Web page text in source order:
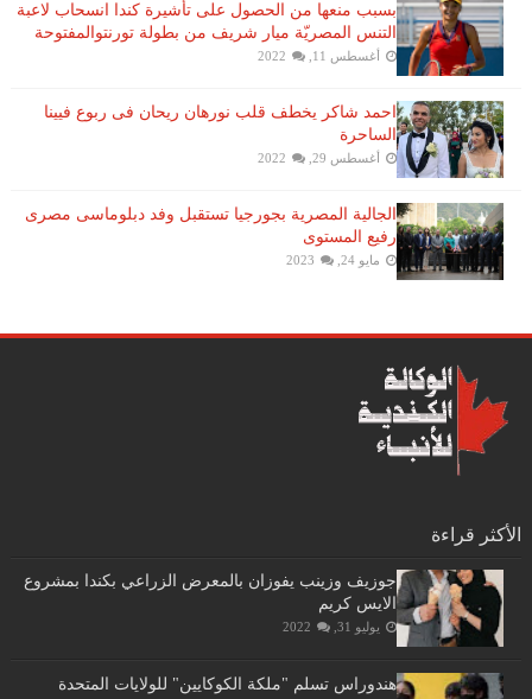
بسبب منعها من الحصول على تأشيرة كندا انسحاب لاعبة ​
التنس​ المصريّة ​ميار شريف​ من بطولة ​تورنتو​المفتوحة
أغسطس 11, 2022
احمد شاكر يخطف قلب نورهان ريحان فى ربوع فيينا
الساحرة
أغسطس 29, 2022
الجالية المصرية بجورجيا تستقبل وفد دبلوماسى مصرى
رفيع المستوى
مايو 24, 2023
الأكثر قراءة
جوزيف وزينب يفوزان بالمعرض الزراعي بكندا بمشروع
الايس كريم
يوليو 31, 2022
هندوراس تسلم "ملكة الكوكايين" للولايات المتحدة